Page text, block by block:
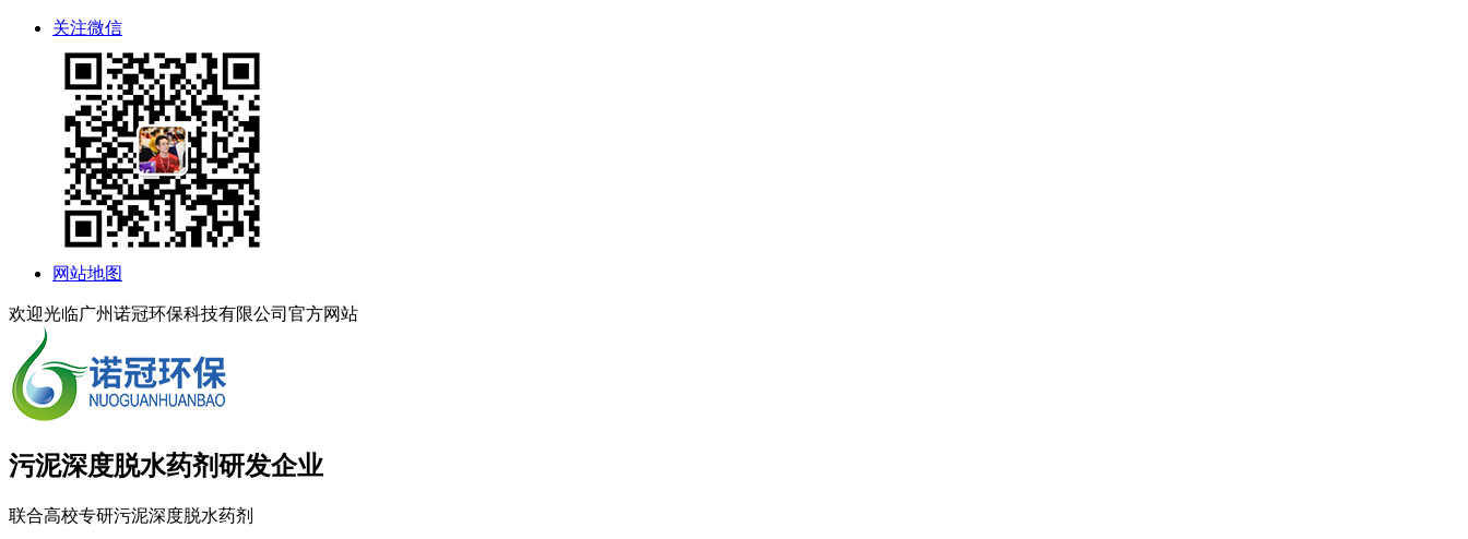
关注微信
网站地图
欢迎光临广州诺冠环保科技有限公司官方网站
污泥深度脱水药剂研发企业
联合高校专研污泥深度脱水药剂